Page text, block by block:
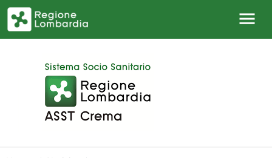
Salta al contenuto principale